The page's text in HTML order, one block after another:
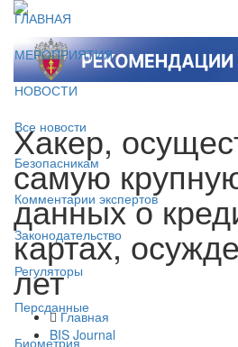
ГЛАВНАЯ
МЕРОПРИЯТИЯ
НОВОСТИ
Все новости
Безопасникам
Комментарии экспертов
Законодательство
Регуляторы
Персданные
Биометрия
Хакер,
самую
данных о
картах,
лет
Главная
BIS Journal